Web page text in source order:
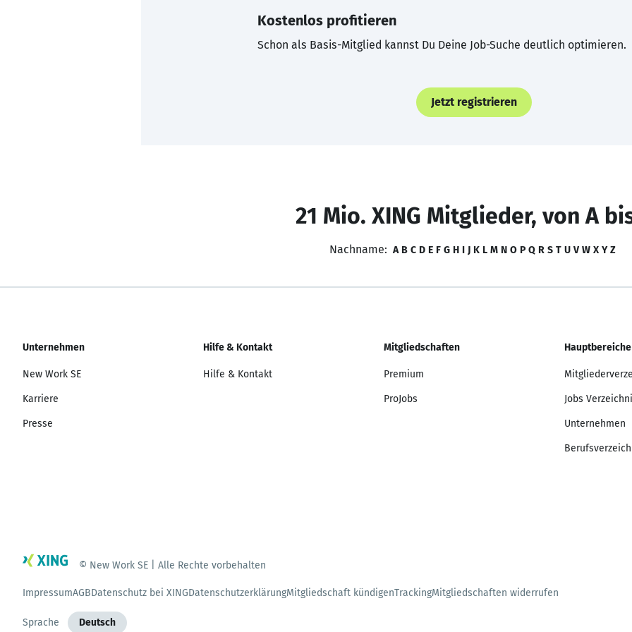
Kostenlos profitieren
Schon als Basis-Mitglied kannst Du Deine Job-Suche deutlich optimieren.
Jetzt registrieren
21 Mio. XING Mitglieder, von A
Nachname: A B C D E F G H I J K L M N O P Q R S T U V W X Y Z
Unternehmen
New Work SE
Karriere
Presse
Hilfe & Kontakt
Hilfe & Kontakt
Mitgliedschaften
Premium
ProJobs
Hauptbereiche
Jobs
Unternehmen
© New Work SE | Alle Rechte vorbehalten
ImpressumAGBDatenschutz bei XINGDatenschutzerklärungMitgliedschaft kündigenTrackingMitgliedschaften widerrufen
Sprache Deutsch